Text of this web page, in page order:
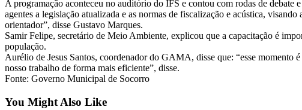
A programação aconteceu no auditório do IFS e contou com rodas de
agentes a legislação atualizada e as normas de fiscalização e acústica,
orientador”, disse Gustavo Marques.
Samir Felipe, secretário de Meio Ambiente, explicou que a capacitação é
população.
Aurélio de Jesus Santos, coordenador do GAMA, disse que: “esse momento
nosso trabalho de forma mais eficiente”, disse.
Fonte: Governo Municipal de Socorro
You Might Also Like